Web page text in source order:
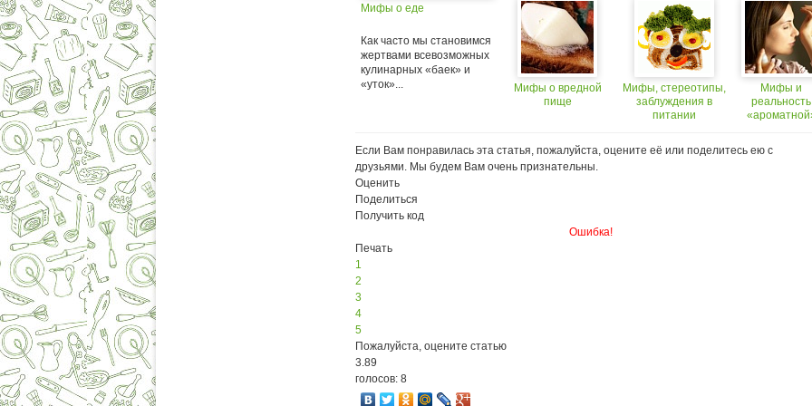
Мифы о еде
Как часто мы становимся
жертвами всевозможных
кулинарных «баек» и
«уток»...
Мифы о вредной
пище
Мифы, стереотипы,
заблуждения в
питании
Мифы и
реальность
Если Вам понравилась эта статья, пожалуйста, оцените её или поделитесь ею с
друзьями. Мы будем Вам очень признательны.
Оценить
Поделиться
Получить код
Ошибка!
Печать
1
2
3
4
5
Пожалуйста, оцените статью
3.89
голосов: 8